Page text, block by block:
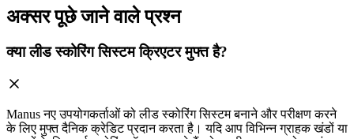
अक्सर पूछे जाने वाले प्रश्न
क्या लीड स्कोरिंग सिस्टम क्रिएटर मुफ्त है?
Manus नए उपयोगकर्ताओं को लीड स्कोरिंग सिस्टम बनाने और परीक्षण करने
के लिए मुफ्त दैनिक क्रेडिट प्रदान करता है। यदि आप विभिन्न ग्राहक खंडों या